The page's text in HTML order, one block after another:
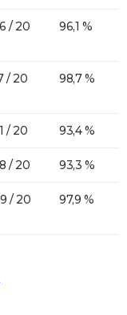
/ 20 96,1 %
/ 20 98,7 %
/ 20 93,4 %
/ 20 93,3 %
/ 20 97,9 %